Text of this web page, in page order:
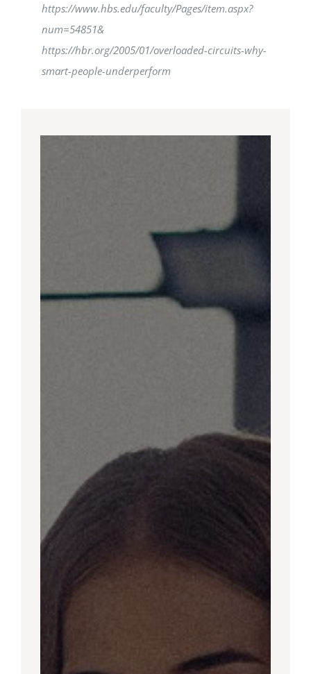
https://www.hbs.edu/faculty/Pages/item.aspx?
num=54851&
https://hbr.org/2005/01/overloaded-circuits-why-
smart-people-underperform